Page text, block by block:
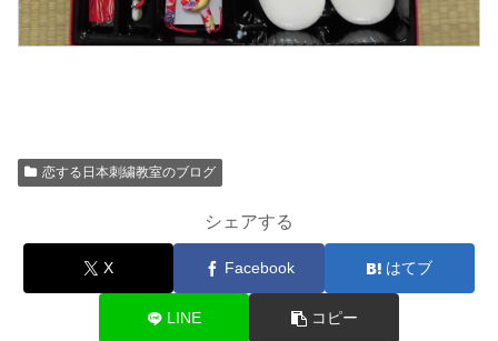
恋する日本刺繍教室のブログ
シェアする
X Facebook はてブ
LINE コピー